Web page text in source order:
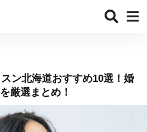
スン北海道おすすめ10選！婚
厳選まとめ！